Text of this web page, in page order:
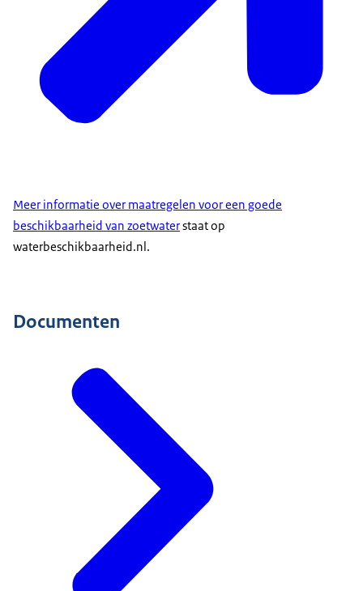
Meer informatie over maatregelen voor een goede
beschikbaarheid van zoetwaterstaat op
waterbeschikbaarheid.nl.
Documenten